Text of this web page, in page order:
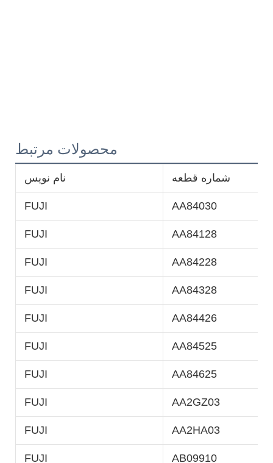
محصولات مرتبط
نام نویس شماره قطعه
FUJI AA84030
FUJI AA84128
FUJI AA84228
FUJI AA84328
FUJI AA84426
FUJI AA84525
FUJI AA84625
FUJI AA2GZ03
FUJI AA2HA03
FUJI AB09910